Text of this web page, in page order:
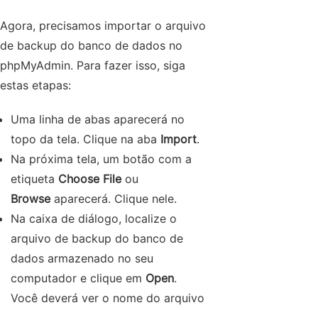
Agora, precisamos importar o arquivo
de backup do banco de dados no
phpMyAdmin. Para fazer isso, siga
estas etapas:
Uma linha de abas aparecerá no
topo da tela. Clique na aba Import.
Na próxima tela, um botão com a
etiqueta Choose Fileou
Browseaparecerá. Clique nele.
Na caixa de diálogo, localize o
arquivo de backup do banco de
dados armazenado no seu
computador e clique em Open.
Você deverá ver o nome do arquivo